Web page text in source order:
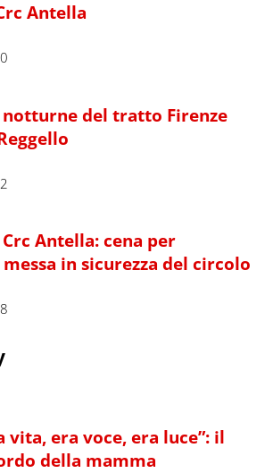
Antella
notturne del tratto Firenze
Antella: cena per
in sicurezza del circolo
vita, era voce, era luce”: il
della mamma